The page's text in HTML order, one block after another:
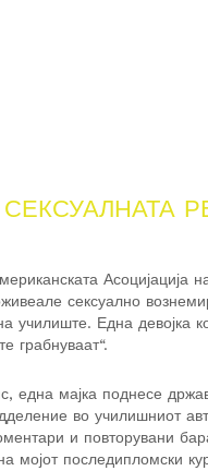
Асоцијација
сексуално
училиште. Една девојка
грабнуваат“.
една мајка поднесе
во училишниот
и повторувани
мојот последипломски